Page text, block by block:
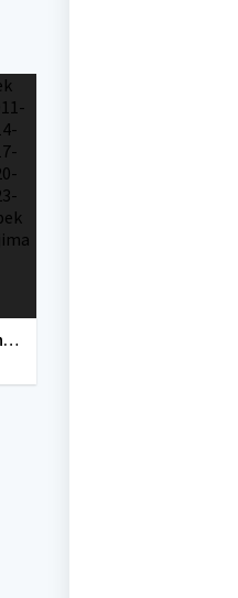
Yangi O'zbek kinolar 2010-2011-2012-2013-2014-2015-2016-2017-2018-2019-2020-2021-2022-2023-2024-2025 O'zbek tilida Uzbek tarjima Full HD